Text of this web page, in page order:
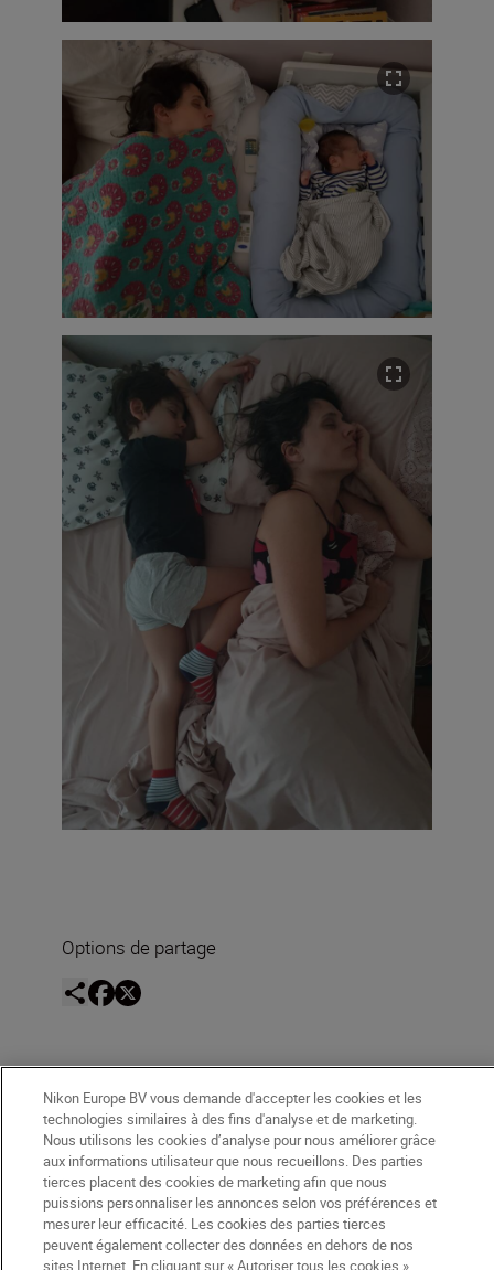
Options de partage
Trouvez l’inspiration
Nikon Europe BV vous demande d'accepter les cookies et les
technologies similaires à des fins d'analyse et de marketing.
Nous utilisons les cookies d’analyse pour nous améliorer grâce
aux informations utilisateur que nous recueillons. Des parties
tierces placent des cookies de marketing afin que nous
puissions personnaliser les annonces selon vos préférences et
mesurer leur efficacité. Les cookies des parties tierces
peuvent également collecter des données en dehors de nos
sites Internet. En cliquant sur « Autoriser tous les cookies »,